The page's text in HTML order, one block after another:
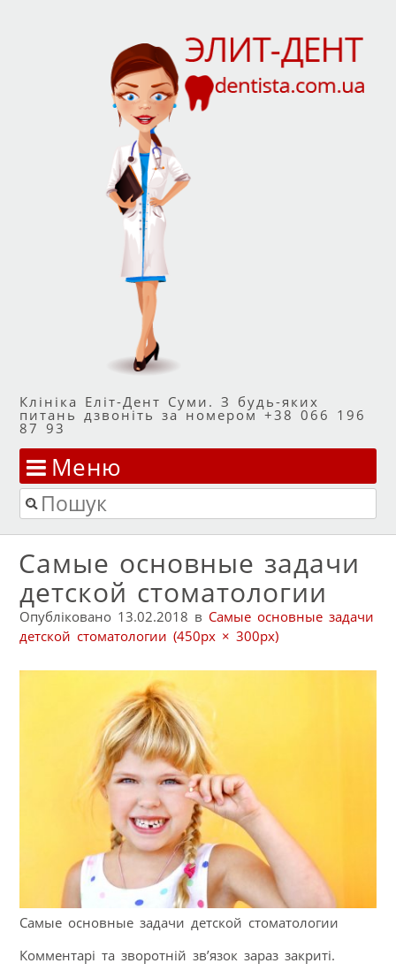
Клініка Еліт-Дент Суми. З будь-яких
питань дзвоніть за номером +38 066 196
87 93
Меню
Перейти до змісту
Пошук
Самые основные задачи
детской стоматологии
Опубліковано 13.02.2018 в Самые основные задачи
детской стоматологии (450px × 300px)
Самые основные задачи детской стоматологии
Комментарі та зворотній зв’язок зараз закриті.